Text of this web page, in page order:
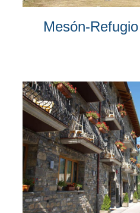
Mesón-